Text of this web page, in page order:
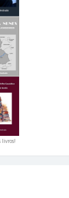
livros!